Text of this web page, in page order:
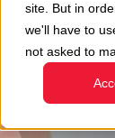
site. But in
we'll have to
not asked to